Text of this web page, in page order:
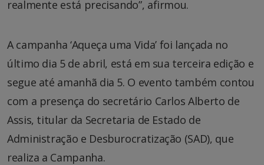
realmente está precisando”, afirmou.
A campanha ‘Aqueça uma Vida’ foi lançada no
último dia 5 de abril, está em sua terceira edição e
segue até amanhã dia 5. O evento também contou
com a presença do secretário Carlos Alberto de
Assis, titular da Secretaria de Estado de
Administração e Desburocratização (SAD), que
realiza a Campanha.